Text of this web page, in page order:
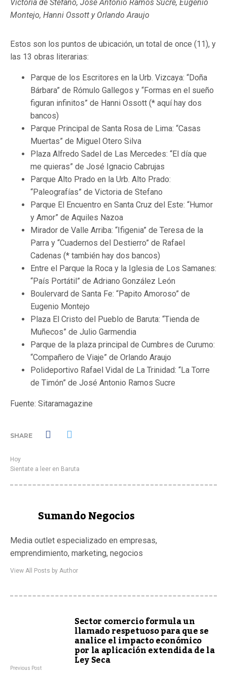
Victoria de Stefano, José Antonio Ramos Sucre, Eugenio
Montejo, Hanni Ossott y Orlando Araujo
Estos son los puntos de ubicación, un total de once (11), y
las 13 obras literarias:
Parque de los Escritores en la Urb. Vizcaya: “Doña
Bárbara” de Rómulo Gallegos y “Formas en el sueño
figuran infinitos” de Hanni Ossott (* aquí hay dos
bancos)
Parque Principal de Santa Rosa de Lima: “Casas
Muertas” de Miguel Otero Silva
Plaza Alfredo Sadel de Las Mercedes: “El día que
me quieras” de José Ignacio Cabrujas
⁠Parque Alto Prado en la Urb. Alto Prado:
“Paleografías” de Victoria de Stefano
Parque El Encuentro en Santa Cruz del Este: “Humor
y Amor” de Aquiles Nazoa
⁠Mirador de Valle Arriba: “Ifigenia” de Teresa de la
Parra y “Cuadernos del Destierro” de Rafael
Cadenas (* también hay dos bancos)
Entre el Parque la Roca y la Iglesia de ⁠Los Samanes:
“País Portátil” de Adriano González León
Boulervard de Santa Fe: “Papito Amoroso” de
Eugenio Montejo
Plaza El Cristo del Pueblo de Baruta: “Tienda de
Muñecos” de Julio Garmendia
Parque de la plaza principal de Cumbres de Curumo:
“Compañero de Viaje” de Orlando Araujo
Polideportivo Rafael Vidal de La Trinidad: “La Torre
de Timón” de José Antonio Ramos Sucre
Fuente: Sitaramagazine
SHARE
Hoy
Sientate a leer en Baruta
Sumando Negocios
Media outlet especializado en empresas,
emprendimiento, marketing, negocios
View All Posts by Author
Sector comercio formula un
llamado respetuoso para que se
analice el impacto económico
por la aplicación extendida de la
Ley Seca
Previous Post